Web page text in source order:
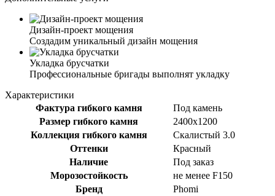
Дизайн-проект мощения
Создадим уникальный дизайн мощения
Укладка брусчатки
Профессиональные бригады выполнят укладку
Характеристики
Фактура гибкого камня
Под камень
Размер гибкого камня
2400x1200
Коллекция гибкого камня
Скалистый 3.0
Оттенки
Красный
Наличие
Под заказ
Морозостойкость
не менее F150
Бренд
Phomi